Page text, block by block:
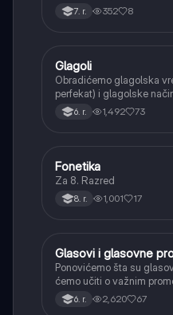
7. r. 352 8
Srpski jezik
Glagoli
Obradićemo glagolska
perfekat) i glagolske
(infinitiv, glagolski
(svršeni i nesvršeni).
6. r. 1,492 73
Srpski jezik
Fonetika
Za 8. Razred
8. r. 1,001 17
Srpski jezik
Glasovi i glasovne
Ponovićemo šta su
ćemo učiti o važnim
kada se glasovi nađu
(npr. jednačenje
6. r. 2,620 67